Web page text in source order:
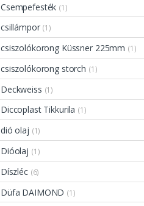
Csempefesték (1)
csillámpor (1)
csiszolókorong Küssner 225mm (1)
csiszolókorong storch (1)
Deckweiss (1)
Diccoplast Tikkurila (1)
dió olaj (1)
Dióolaj (1)
Díszléc (6)
Düfa DAIMOND (1)